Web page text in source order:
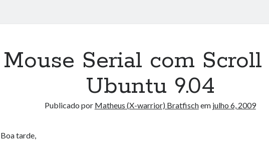
Mouse Serial com Scroll
Ubuntu 9.04
Publicado por Matheus (X-warrior) Bratfischem julho 6, 2009
Boa tarde,